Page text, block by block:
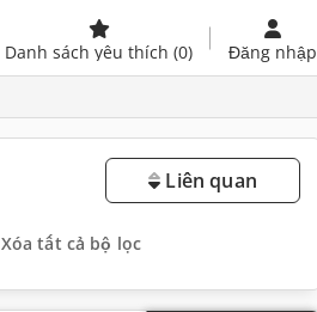
Danh sách yêu thích (0) Đăng nhập
Liên quan
Xóa tất cả bộ lọc